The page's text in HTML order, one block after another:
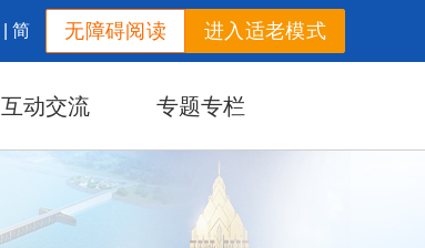
进入适老模式
无障碍阅读
|简
互动交流 专题专栏